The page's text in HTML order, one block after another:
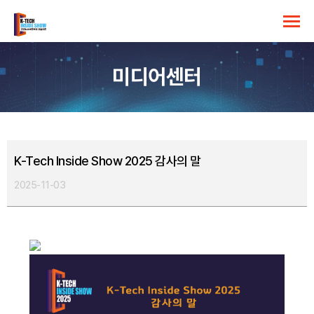
미디어센터
K-Tech Inside Show 2025 감사의 말
2025-11-03